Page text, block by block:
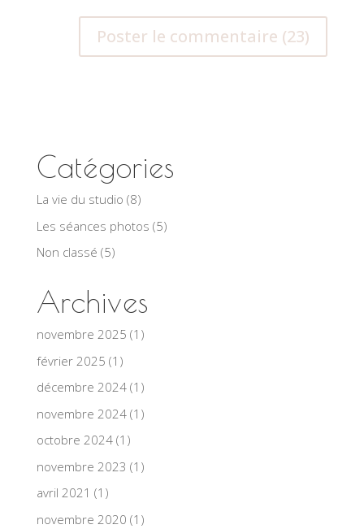
Catégories
La vie du studio (8)
Les séances photos (5)
Non classé (5)
Archives
novembre 2025 (1)
février 2025 (1)
décembre 2024(1)
novembre 2024(1)
octobre 2024(1)
novembre 2023 (1)
avril 2021 (1)
novembre 2020 (1)